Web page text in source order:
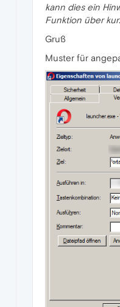
kann dies ein
Funktion über
Gruß
Muster für